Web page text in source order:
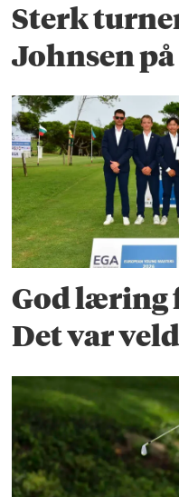
Sterk
Johnsen
God læring
Det var